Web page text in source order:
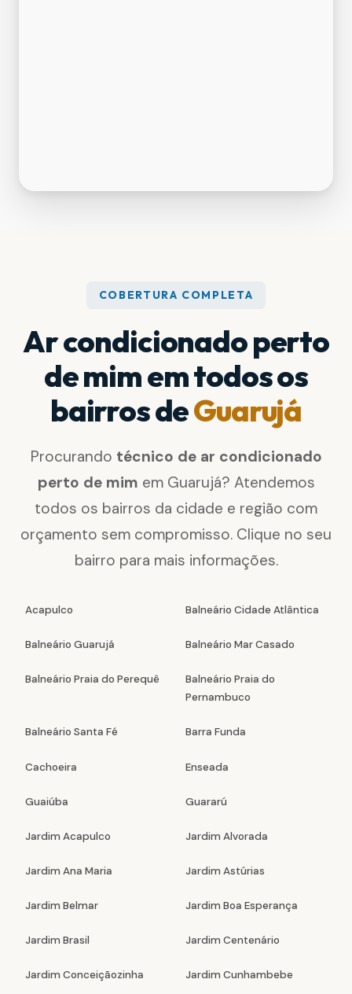
COBERTURA COMPLETA
Ar condicionado perto
de mim em todos os
bairros deGuarujá
Procurando técnico de ar condicionado
perto de mim em Guarujá? Atendemos
todos os bairros da cidade e região com
orçamento sem compromisso. Clique no seu
bairro para mais informações.
Acapulco Balneário Cidade Atlântica
Balneário Guarujá Balneário Mar Casado
Balneário Praia do Perequê
Balneário Praia do
Pernambuco
Balneário Santa Fé Barra Funda
Cachoeira Enseada
Guaiúba Guararú
Jardim Acapulco Jardim Alvorada
Jardim Ana Maria Jardim Astúrias
Jardim Belmar Jardim Boa Esperança
Jardim Brasil Jardim Centenário
Jardim Conceiçãozinha Jardim Cunhambebe